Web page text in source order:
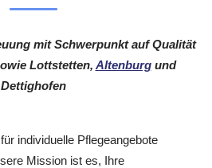
mit Schwerpunkt auf Qualität
Lottstetten, Altenburgund
Dettighofen
individuelle Pflegeangebote
Mission ist es, Ihre